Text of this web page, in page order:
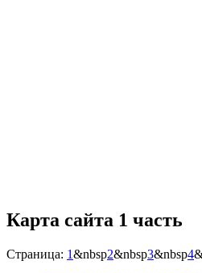
Карта сайта 1 часть
Страница: 1&nbsp2&nbsp3&nbsp4